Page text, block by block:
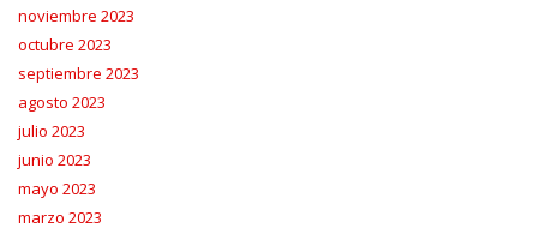
noviembre 2023
octubre 2023
septiembre 2023
agosto 2023
julio 2023
junio 2023
mayo 2023
marzo 2023